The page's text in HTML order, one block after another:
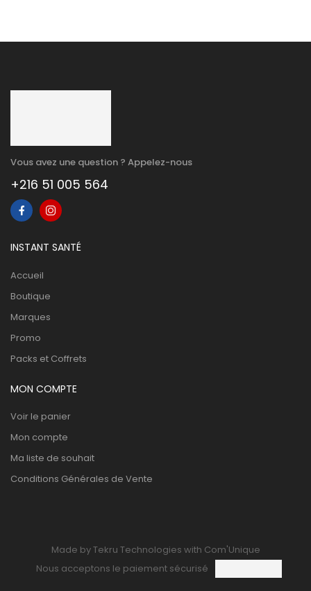
Vous avez une question ? Appelez-nous
+216 51 005 564
INSTANT SANTÉ
Accueil
Boutique
Marques
Promo
Packs et Coffrets
MON COMPTE
Voir le panier
Mon compte
Ma liste de souhait
Conditions Générales de Vente
Made by Tekru Technologies with Com'Unique
Nous acceptons le paiement sécurisé